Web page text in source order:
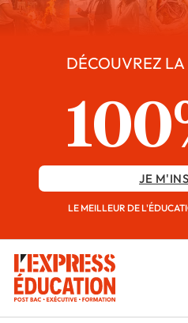
DÉCOUVREZ LA
JE
LE MEILLEUR DE